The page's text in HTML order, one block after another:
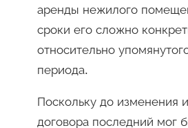
аренды нежилого
сроки его сложно
относительно
периода.
Поскольку до изменения
договора последний мог